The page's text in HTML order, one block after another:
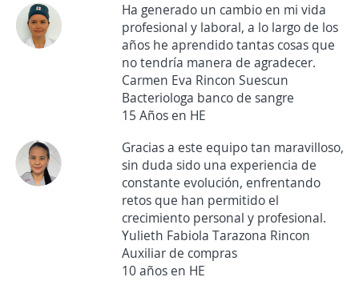
Ha generado un cambio en mi vida
profesional y laboral, a lo largo de los
años he aprendido tantas cosas que
no tendría manera de agradecer.
Carmen Eva Rincon Suescun
Bacteriologa banco de sangre
15 Años en HE
Gracias a este equipo tan maravilloso,
sin duda sido una experiencia de
constante evolución, enfrentando
retos que han permitido el
crecimiento personal y profesional.
Yulieth Fabiola Tarazona Rincon
Auxiliar de compras
10 años en HE